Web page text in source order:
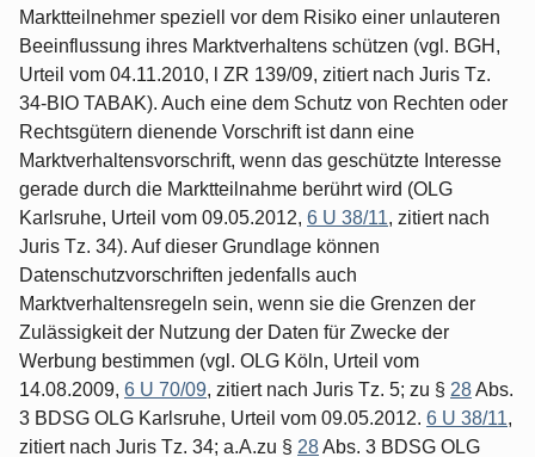
Marktteilnehmer speziell vor dem Risiko einer unlauteren
Beeinflussung ihres Marktverhaltens schützen (vgl. BGH,
Urteil vom 04.11.2010, l ZR 139/09, zitiert nach Juris Tz.
34-BIO TABAK). Auch eine dem Schutz von Rechten oder
Rechtsgütern dienende Vorschrift ist dann eine
Marktverhaltensvorschrift, wenn das geschützte Interesse
gerade durch die Marktteilnahme berührt wird (OLG
Karlsruhe, Urteil vom 09.05.2012, 6 U 38/11, zitiert nach
Juris Tz. 34). Auf dieser Grundlage können
Datenschutzvorschriften jedenfalls auch
Marktverhaltensregeln sein, wenn sie die Grenzen der
Zulässigkeit der Nutzung der Daten für Zwecke der
Werbung bestimmen (vgl. OLG Köln, Urteil vom
14.08.2009, 6 U 70/09, zitiert nach Juris Tz. 5; zu § 28Abs.
3 BDSG OLG Karlsruhe, Urteil vom 09.05.2012. 6 U 38/11,
zitiert nach Juris Tz. 34; a.A.zu § 28Abs. 3 BDSG OLG